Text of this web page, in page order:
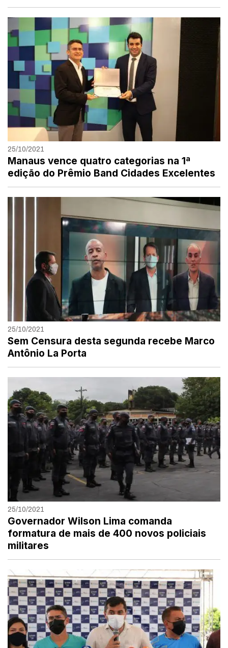
25/10/2021
Manaus vence quatro categorias na 1ª
edição do Prêmio Band Cidades Excelentes
25/10/2021
Sem Censura desta segunda recebe Marco
Antônio La Porta
25/10/2021
Governador Wilson Lima comanda
formatura de mais de 400 novos policiais
militares